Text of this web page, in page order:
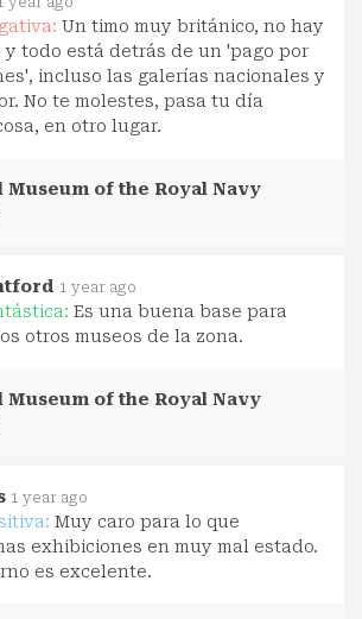
Un timo muy británico, no hay
y todo está detrás de un 'pago por
incluso las galerías nacionales y
No te molestes, pasa tu día
en otro lugar.
Museum of the Royal Navy
1 year ago
Es una buena base para
otros museos de la zona.
Museum of the Royal Navy
1 year ago
Muy caro para lo que
exhibiciones en muy mal estado.
es excelente.